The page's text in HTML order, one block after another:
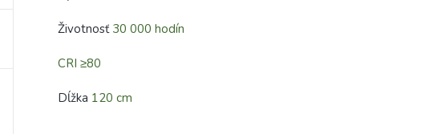
Životnosť 30 000 hodín
CRI ≥80
Dĺžka 120 cm